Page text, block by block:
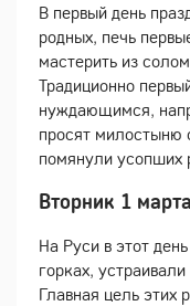
В первый день
родных, печь
мастерить из
Традиционно
нуждающимся,
просят милостыню
помянули усопших
Вторник 1
На Руси в этот
горках,
Главная цель этих